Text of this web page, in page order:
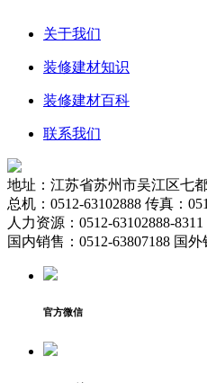
关于我们
装修建材知识
装修建材百科
联系我们
地址：江苏省苏州市吴江区七
总机：0512-63102888 传真：
人力资源：0512-63102888-8311
国内销售：0512-63807188 国
官方微信